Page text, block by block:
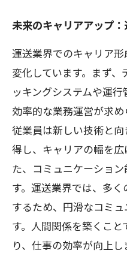
未来のキャリアアップ
運送業界でのキャリア
変化しています。まず
ッキングシステムや運
効率的な業務運営が求め
従業員は新しい技術と
得し、キャリアの幅を
た、コミュニケーショ
す。運送業界では、多
するため、円滑なコミ
す。人間関係を築くこ
り、仕事の効率が向上